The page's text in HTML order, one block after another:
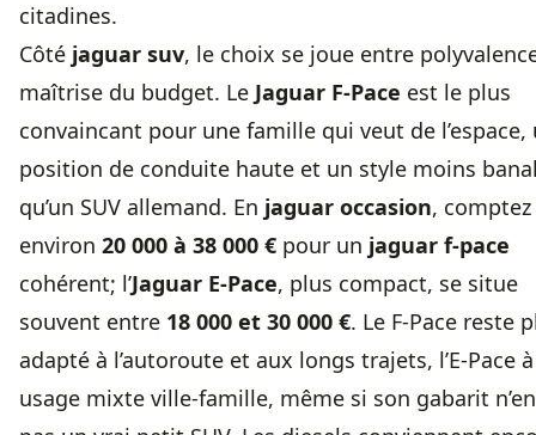
citadines.
Côté jaguar suv, le choix se joue entre
maîtrise du budget. Le Jaguar F-Pace est le plus
convaincant pour une famille qui veut de l’espace,
position de conduite haute et un style moins
qu’un SUV allemand. En jaguar occasion, comptez
environ 20 000 à 38 000 € pour un jaguar f-pace
cohérent; l’Jaguar E-Pace, plus compact, se situe
souvent entre 18 000 et 30 000 €. Le F-Pace reste
adapté à l’autoroute et aux longs trajets, l’E-Pace
usage mixte ville-famille, même si son gabarit